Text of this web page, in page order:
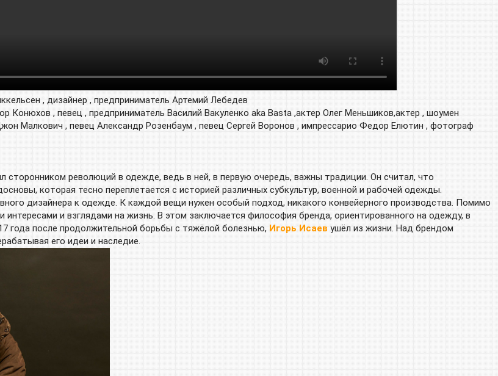
, дизайнер , предприниматель Артемий Лебедев
Конюхов , певец , предприниматель Василий Вакуленко aka Basta ,актер Олег Меньшиков,актер , шоумен
Малкович , певец Александр Розенбаум , певец Сергей Воронов , импрессарио Федор Елютин , фотограф
сторонником революций в одежде, ведь в ней, в первую очередь, важны традиции. Он считал, что
которая тесно переплетается с историей различных субкультур, военной и рабочей одежды.
дизайнера к одежде. К каждой вещи нужен особый подход, никакого конвейерного производства. Помимо
и взглядами на жизнь. В этом заключается философия бренда, ориентированного на одежду, в
года после продолжительной борьбы с тяжёлой болезнью, Игорь Исаев ушёл из жизни. Над брендом
его идеи и наследие.